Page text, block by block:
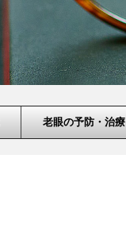
老眼の予防・治療